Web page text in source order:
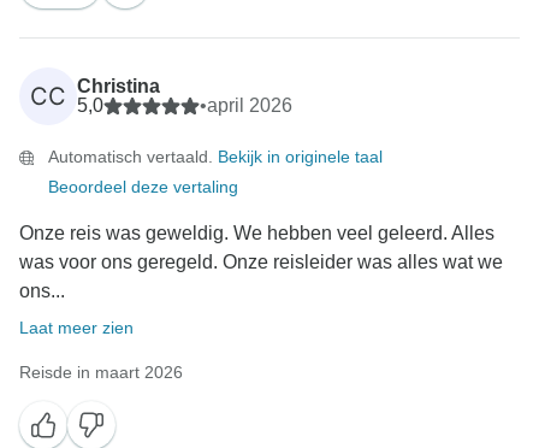
CC Christina
5,0
•april 2026
Automatisch vertaald. Bekijk in originele taal
Beoordeel deze vertaling
Onze reis was geweldig. We hebben veel geleerd. Alles
was voor ons geregeld. Onze reisleider was alles wat we
ons...
Laat meer zien
Reisde in maart 2026